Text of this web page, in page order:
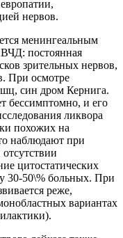
нервов.
менингеальным
постоянная
зрительных нервов,
При осмотре
син дром Кернига.
бессимптомно, и его
ликвора
похожих на
наблюдают при
цитостатических
у 30-50\% больных. При
реже,
вариантах